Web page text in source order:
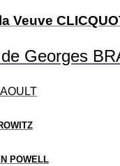
Veuve
Georges
POWELL